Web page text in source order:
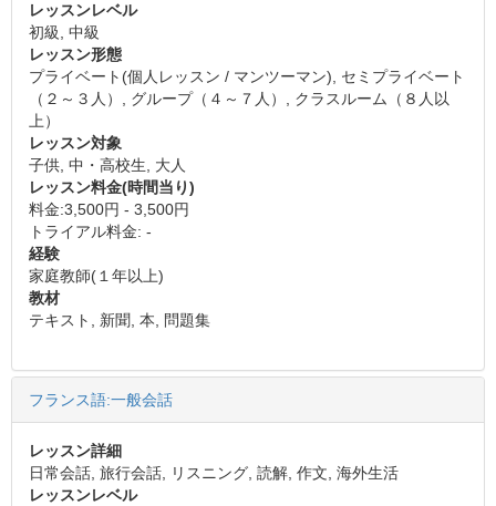
レッスンレベル
初級, 中級
レッスン形態
プライベート(個人レッスン / マンツーマン), セミプライベート
（２～３人）, グループ（４～７人）, クラスルーム（８人以
上）
レッスン対象
子供, 中・高校生, 大人
レッスン料金(時間当り)
料金:3,500円 - 3,500円
トライアル料金: -
経験
家庭教師(１年以上)
教材
テキスト, 新聞, 本, 問題集
フランス語:一般会話
レッスン詳細
日常会話, 旅行会話, リスニング, 読解, 作文, 海外生活
レッスンレベル